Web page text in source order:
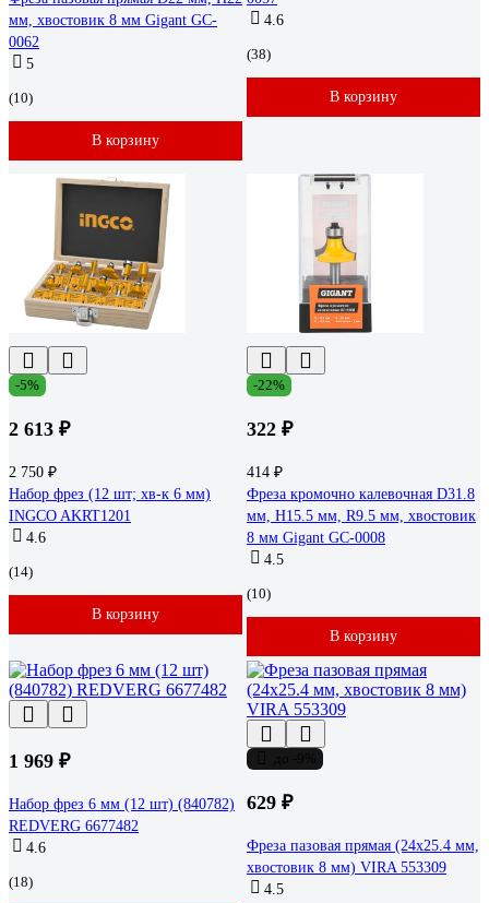
мм, хвостовик 8 мм Gigant GC-
0062
5
(10)
В корзину
4.6
(38)
В корзину
-5%
2 613 ₽
2 750 ₽
Набор фрез (12 шт; хв-к 6 мм)
INGCO AKRT1201
4.6
(14)
В корзину
-22%
322 ₽
414 ₽
Фреза кромочно калевочная D31.8
мм, H15.5 мм, R9.5 мм, хвостовик
8 мм Gigant GC-0008
4.5
(10)
В корзину
1 969 ₽
Набор фрез 6 мм (12 шт) (840782)
REDVERG 6677482
4.6
(18)
629 ₽
Фреза пазовая прямая (24х25.4 мм,
хвостовик 8 мм) VIRA 553309
4.5